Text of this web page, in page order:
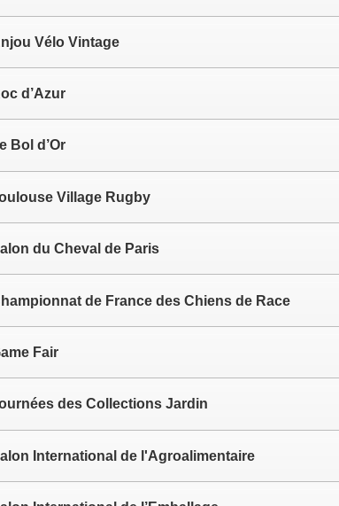
Vélo Vintage
d’Azur
Bol d’Or
Village Rugby
du Cheval de Paris
de France des Chiens de Race
Fair
des Collections Jardin
International de l'Agroalimentaire